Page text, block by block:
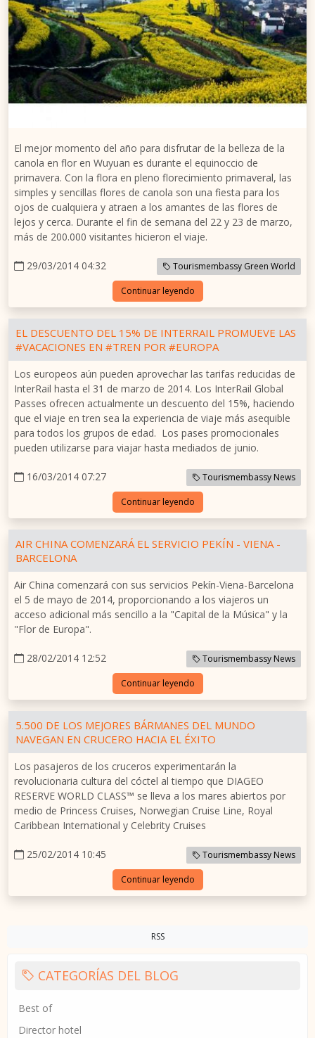
El mejor momento del año para disfrutar de la belleza de la
canola en flor en Wuyuan es durante el equinoccio de
primavera. Con la flora en pleno florecimiento primaveral, las
simples y sencillas flores de canola son una fiesta para los
ojos de cualquiera y atraen a los amantes de las flores de
lejos y cerca. Durante el fin de semana del 22 y 23 de marzo,
más de 200.000 visitantes hicieron el viaje.
29/03/2014 04:32 Tourismembassy Green World
Continuar leyendo
EL DESCUENTO DEL 15% DE INTERRAIL PROMUEVE LAS
#VACACIONES EN #TREN POR #EUROPA
Los europeos aún pueden aprovechar las tarifas reducidas de
InterRail hasta el 31 de marzo de 2014. Los InterRail Global
Passes ofrecen actualmente un descuento del 15%, haciendo
que el viaje en tren sea la experiencia de viaje más asequible
para todos los grupos de edad. Los pases promocionales
pueden utilizarse para viajar hasta mediados de junio.
16/03/2014 07:27 Tourismembassy News
Continuar leyendo
AIR CHINA COMENZARÁ EL SERVICIO PEKÍN - VIENA -
BARCELONA
Air China comenzará con sus servicios Pekín-Viena-Barcelona
el 5 de mayo de 2014, proporcionando a los viajeros un
acceso adicional más sencillo a la "Capital de la Música" y la
"Flor de Europa".
28/02/2014 12:52 Tourismembassy News
Continuar leyendo
5.500 DE LOS MEJORES BÁRMANES DEL MUNDO
NAVEGAN EN CRUCERO HACIA EL ÉXITO
Los pasajeros de los cruceros experimentarán la
revolucionaria cultura del cóctel al tiempo que DIAGEO
RESERVE WORLD CLASS™ se lleva a los mares abiertos por
medio de Princess Cruises, Norwegian Cruise Line, Royal
Caribbean International y Celebrity Cruises
25/02/2014 10:45 Tourismembassy News
Continuar leyendo
RSS
CATEGORÍAS DEL BLOG
Best of
Director hotel